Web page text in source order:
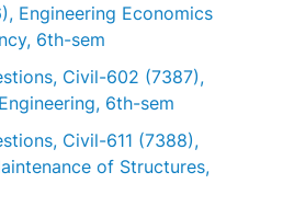
Engineering Economics
6th-sem
Civil-602 (7387),
6th-sem
Civil-611 (7388),
of Structures,